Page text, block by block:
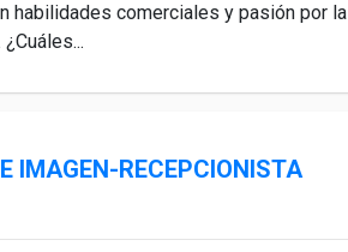
habilidades comerciales y pasión por la
IMAGEN-RECEPCIONISTA